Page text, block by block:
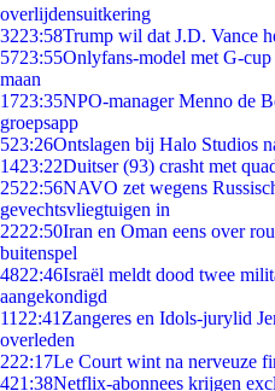
overlijdensuitkering
3223:58Trump wil dat J.D. Vance
5723:55Onlyfans-model met G-
maan
1723:35NPO-manager Menno de
groepsapp
523:26Ontslagen bij Halo Studios
1423:22Duitser (93) crasht met
2522:56NAVO zet wegens
gevechtsvliegtuigen in
2222:50Iran en Oman eens over
buitenspel
4822:46Israël meldt dood twee
aangekondigd
11 22:41 Zangeres en Idols-jurylid
overleden
222:17Le Court wint na nerveuze
421:38Netflix-abonnees krijgen